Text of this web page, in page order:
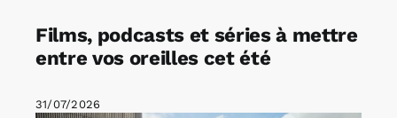
Films, podcasts et séries à mettre
entre vos oreilles cet été
31/07/2026